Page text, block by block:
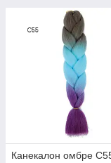
Канекалон омбре